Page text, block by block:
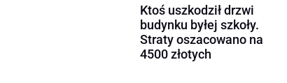
Ktoś uszkodził drzwi
budynku byłej szkoły.
Straty oszacowano na
4500 złotych